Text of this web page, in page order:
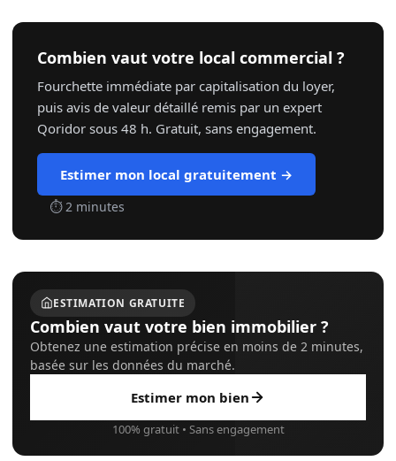
Combien vaut votre local commercial ?
Fourchette immédiate par capitalisation du loyer,
puis avis de valeur détaillé remis par un expert
Qoridor sous 48 h. Gratuit, sans engagement.
Estimer mon local gratuitement →
⏱ 2 minutes
ESTIMATION GRATUITE
Combien vaut votre bien immobilier ?
Obtenez une estimation précise en moins de 2 minutes,
basée sur les données du marché.
Estimer mon bien
100% gratuit • Sans engagement